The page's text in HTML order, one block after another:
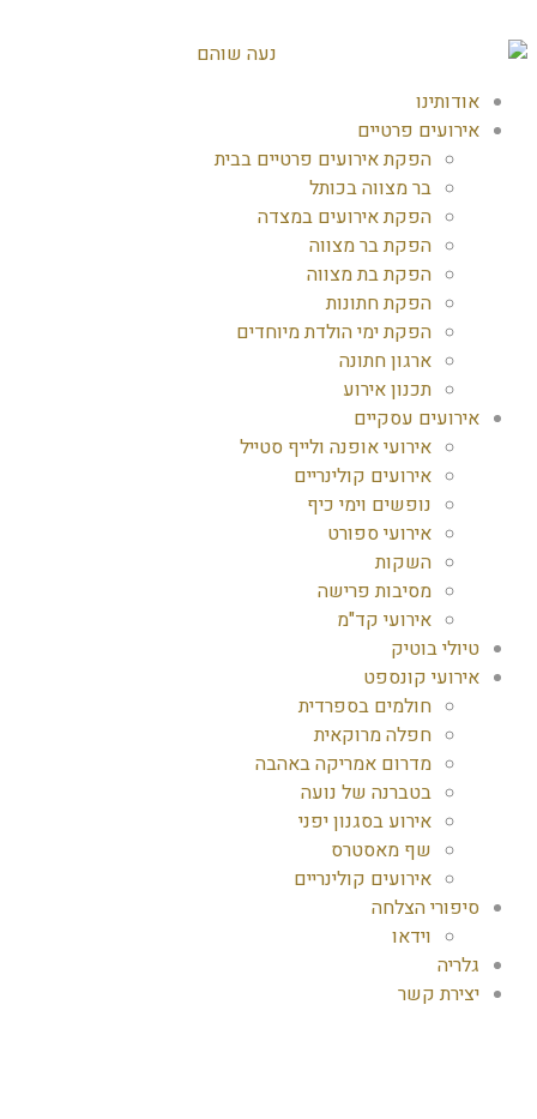
אודותינו
אירועים פרטיים
הפקת אירועים פרטיים בבית
בר מצווה בכותל
הפקת אירועים במצדה
הפקת בר מצווה
הפקת בת מצווה
הפקת חתונות
הפקת ימי הולדת מיוחדים
ארגון חתונה
תכנון אירוע
אירועים עסקיים
אירועי אופנה ולייף סטייל
אירועים קולינריים
נופשים וימי כיף
אירועי ספורט
השקות
מסיבות פרישה
אירועי קד"מ
טיולי בוטיק
אירועי קונספט
חולמים בספרדית
חפלה מרוקאית
מדרום אמריקה באהבה
בטברנה של נועה
אירוע בסגנון יפני
שף מאסטרס
אירועים קולינריים
סיפורי הצלחה
וידאו
גלריה
יצירת קשר